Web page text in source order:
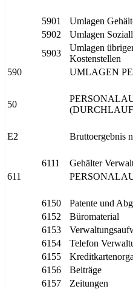
5901 Umlagen
5902
Umlagen
5903
Umlagen
Kostenstellen
590
UMLAGEN
50
E2 Bruttoergebnis
6111 Gehälter
611
6150 Patente und
6152
Büromaterial
6153
6154
Telefon
6155
6156
Beiträge
6157
Zeitungen